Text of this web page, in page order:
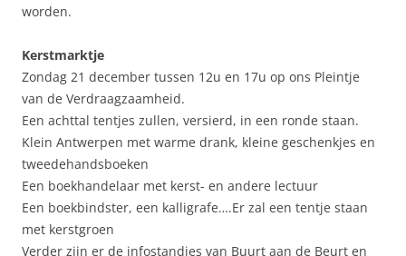
worden.
Kerstmarktje
Zondag 21 december tussen 12u en 17u op ons Pleintje
van de Verdraagzaamheid.
Een achttal tentjes zullen, versierd, in een ronde staan.
Klein Antwerpen met warme drank, kleine geschenkjes en
tweedehandsboeken
Een boekhandelaar met kerst- en andere lectuur
Een boekbindster, een kalligrafe….Er zal een tentje staan
met kerstgroen
Verder zijn er de infostandjes van Buurt aan de Beurt en